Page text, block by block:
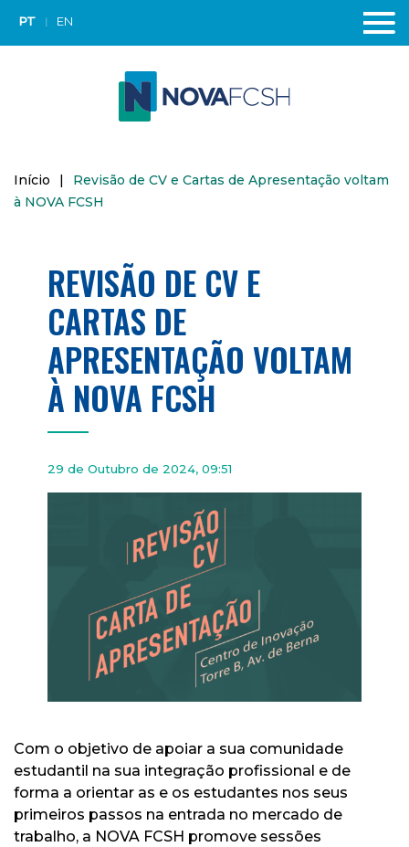
PT EN
Início |
Revisão de CV e Cartas de Apresentação voltam
à NOVA FCSH
REVISÃO DE CV E
CARTAS DE
APRESENTAÇÃO VOLTAM
À NOVA FCSH
29 de Outubro de 2024, 09:51
Com o objetivo de apoiar a sua comunidade
estudantil na sua integração profissional e de
forma a orientar as e os estudantes nos seus
primeiros passos na entrada no mercado de
trabalho, a NOVA FCSH promove sessões